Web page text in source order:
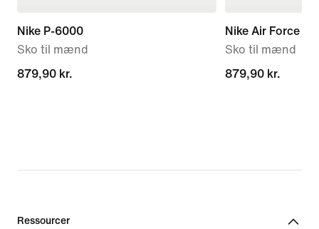
Nike P-6000
Sko til mænd
879,90 kr.
879,90 kr.
Nike Air Force 1
Sko til mænd
879,90 kr.
879,90 kr.
Ressourcer